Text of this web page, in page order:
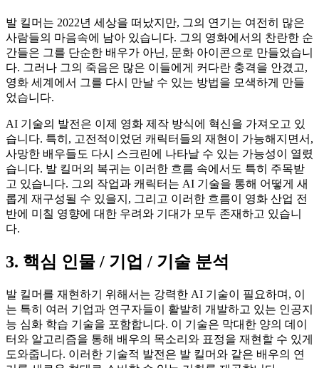
발 킬머는 2022년 세상을 떠났지만, 그의 연기는 여전히 많은
사람들의 마음속에 남아 있습니다. 그의 영화에서의 찬란한 순
간들은 그를 단순한 배우가 아닌, 문화 아이콘으로 만들었습니
다. 그러나 그의 죽음은 많은 이들에게 커다란 충격을 안겼고,
영화 세계에서 그를 다시 만날 수 있는 방법을 모색하게 만들
었습니다.
AI 기술의 발전은 이제 영화 제작 방식에 혁신을 가져오고 있
습니다. 특히, 고전적이었던 캐릭터들의 재현이 가능해지면서,
사망한 배우들도 다시 스크린에 나타날 수 있는 가능성이 열렸
습니다. 발 킬머의 복귀는 이러한 흐름 속에서도 특히 주목받
고 있습니다. 그의 작업과 캐릭터는 AI 기술을 통해 어떻게 새
롭게 재구성될 수 있을지, 그리고 이러한 흐름이 영화 산업 전
반에 미칠 영향에 대한 우려와 기대가 모두 존재하고 있습니
다.
3. 핵심 인물 / 기업 / 기술 분석
발 킬머를 재현하기 위해서는 강력한 AI 기술이 필요하며, 이
는 특히 여러 기업과 연구자들이 활발히 개발하고 있는 인공지
능 심화 학습 기술을 포함합니다. 이 기술은 막대한 양의 데이
터와 알고리즘을 통해 배우의 목소리와 표정을 재현할 수 있게
도와줍니다. 이러한 기술적 발전은 발 킬머와 같은 배우의 연